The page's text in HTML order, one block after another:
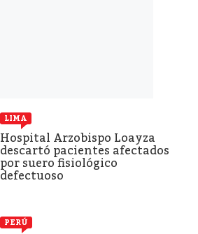
LIMA
Hospital Arzobispo Loayza
descartó pacientes afectados
por suero fisiológico
defectuoso
PERÚ